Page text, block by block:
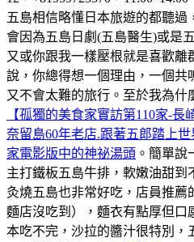
五島相信略懂日本旅遊的都聽
會因為五島日劇(五島醫生)或是
又或你跟我一樣壓根就是喜歡離
說，你總得想一個理由，一個共
又不會太難的旅行。至於我為什
【孤獨的美食家實訪第110家-
奈留島60年老店.跟著五郎踏上
家電影版中的神祕湯頭 。簡單說
主打鐵板五島牛排，軟嫩油甜到
灸燒五島也非常好吃，店員推
麵店沒吃到），麵衣有點厚但口
本吃不完，沙拉的醬汁很特別，